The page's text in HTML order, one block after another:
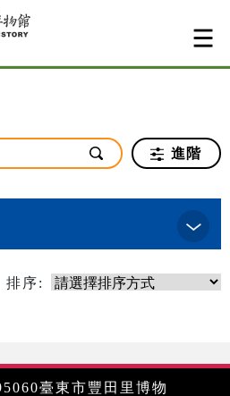
進階
排序:
臺東市豐田里博物